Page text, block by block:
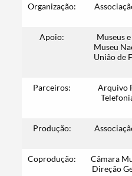
Termo de Pesquisa
Categorias gerais
Organização:
Apoio:
Museus
Museu
União de
Parceiros:
Arquivo
Produção:
Coprodução:
Câmara
Direção